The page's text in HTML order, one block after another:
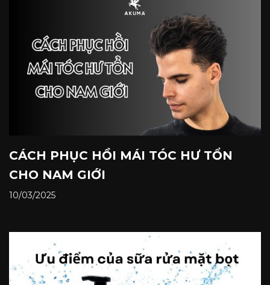
CÁCH PHỤC HỒI MÁI TÓC HƯ TỔN
CHO NAM GIỚI
10/03/2025